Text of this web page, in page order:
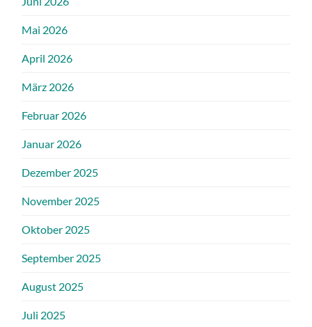
Mai 2026
April 2026
März 2026
Februar 2026
Januar 2026
Dezember 2025
November 2025
Oktober 2025
September 2025
August 2025
Juli 2025